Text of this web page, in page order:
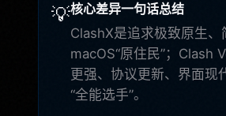
💡核心差异一句话总结
ClashX是追求极致原生、
macOS“原住民”；Clash
更强、协议更新、界面现
“全能选手”。